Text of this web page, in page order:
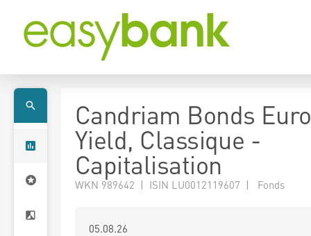
Candriam Bonds
Yield, Classique -
Capitalisation
WKN 989642 | ISIN LU0012119607 | Fonds
05.08.26